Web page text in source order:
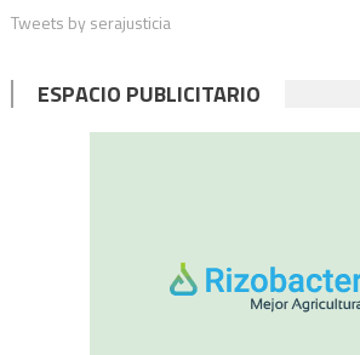
Tweets by serajusticia
ESPACIO PUBLICITARIO